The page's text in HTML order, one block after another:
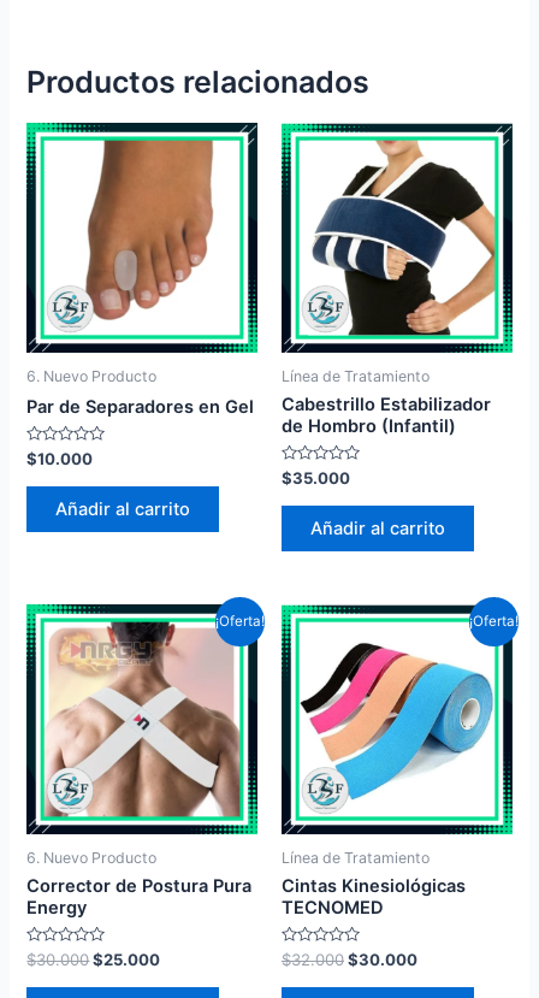
Productos relacionados
6. Nuevo Producto
Par de Separadores en Gel
Valorado
en
0
$10.000
Añadir al carrito
Línea de Tratamiento
Cabestrillo Estabilizador
de Hombro (Infantil)
Valorado
en
0
$35.000
Añadir al carrito
¡Oferta!
6. Nuevo Producto
Corrector de Postura Pura
Energy
Valorado
en
0
$30.000$25.000
¡Oferta!
Línea de Tratamiento
Cintas Kinesiológicas
TECNOMED
Valorado
en
0
$32.000$30.000